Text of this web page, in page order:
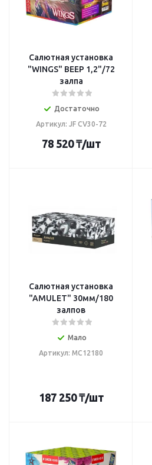
Салютная установка
"WINGS" ВЕЕР 1,2"/72
залпа
Достаточно
Артикул: JF CV30-72
78 520₸/шт
Салютная установка
"AMULET" 30мм/180
залпов
Мало
Артикул: MC12180
187 250₸/шт